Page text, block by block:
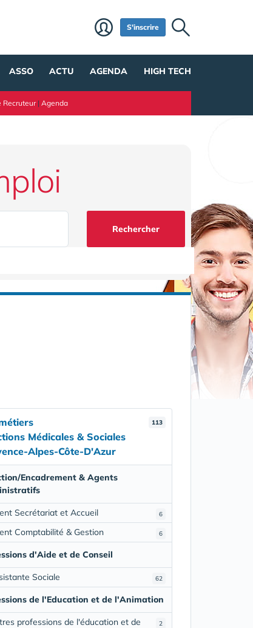
S'inscrire
ASSO ACTU AGENDA HIGH TECH
Recruteur| Agenda
Rechercher
113
Médicales & Sociales
Alpes-Côte-D'Azur
Encadrement & Agents
6
Secrétariat et Accueil
6
Comptabilité & Gestion
d'Aide et de Conseil
62
Sociale
de l'Education et de l'Animation
2
professions de l'éducation et de